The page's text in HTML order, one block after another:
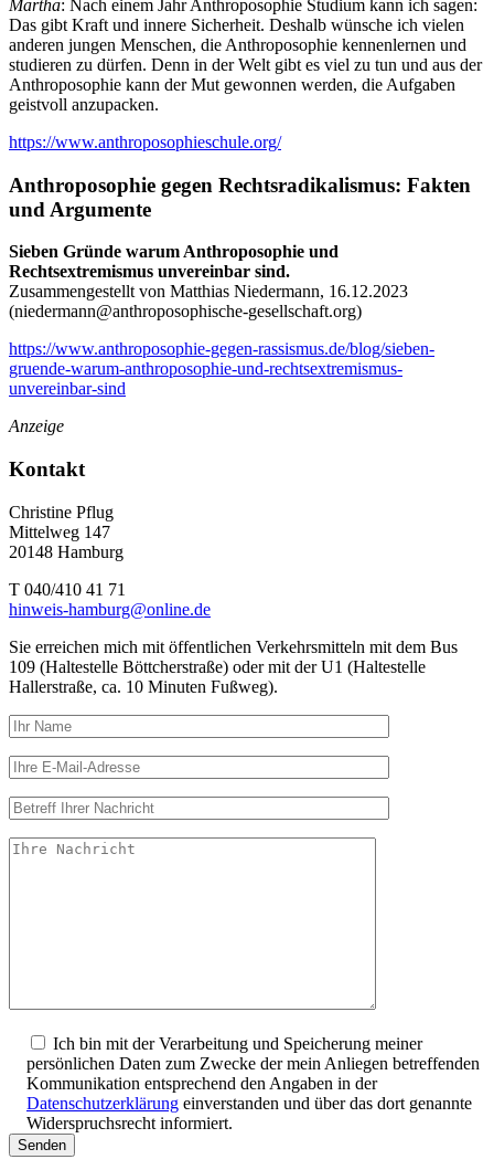
Martha: Nach einem Jahr Anthroposophie Studium kann ich sagen:
Das gibt Kraft und innere Sicherheit. Deshalb wünsche ich vielen
anderen jungen Menschen, die Anthroposophie kennenlernen und
studieren zu dürfen. Denn in der Welt gibt es viel zu tun und aus der
Anthroposophie kann der Mut gewonnen werden, die Aufgaben
geistvoll anzupacken.
https://www.anthroposophieschule.org/
Anthroposophie gegen Rechtsradikalismus: Fakten
und Argumente
Sieben Gründe warum Anthroposophie und
Rechtsextremismus unvereinbar sind.
Zusammengestellt von Matthias Niedermann, 16.12.2023
(niedermann@anthroposophische-gesellschaft.org)
https://www.anthroposophie-gegen-rassismus.de/blog/sieben-
gruende-warum-anthroposophie-und-rechtsextremismus-
unvereinbar-sind
Anzeige
Kontakt
Christine Pflug
Mittelweg 147
20148 Hamburg
T 040/410 41 71
hinweis-hamburg@online.de
Sie erreichen mich mit öffentlichen Verkehrsmitteln mit dem Bus
109 (Haltestelle Böttcherstraße) oder mit der U1 (Haltestelle
Hallerstraße, ca. 10 Minuten Fußweg).
Ich bin mit der Verarbeitung und Speicherung meiner
persönlichen Daten zum Zwecke der mein Anliegen betreffenden
Kommunikation entsprechend den Angaben in der
Datenschutzerklärung einverstanden und über das dort genannte
Widerspruchsrecht informiert.